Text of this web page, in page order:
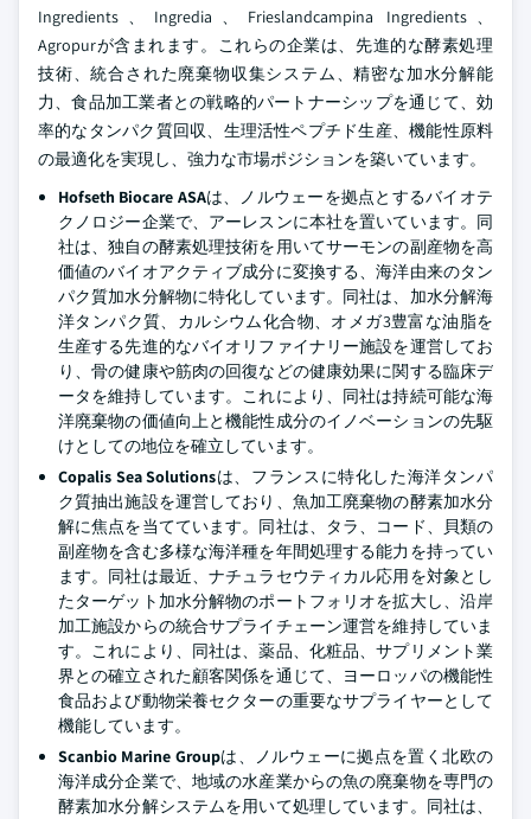
Ingredients、Ingredia、Frieslandcampina Ingredients、
Agropurが含まれます。これらの企業は、先進的な酵素処理
技術、統合された廃棄物収集システム、精密な加水分解能
力、食品加工業者との戦略的パートナーシップを通じて、効
率的なタンパク質回収、生理活性ペプチド生産、機能性原料
の最適化を実現し、強力な市場ポジションを築いています。
Hofseth Biocare ASAは、ノルウェーを拠点とするバイオテ
クノロジー企業で、アーレスンに本社を置いています。同
社は、独自の酵素処理技術を用いてサーモンの副産物を高
価値のバイオアクティブ成分に変換する、海洋由来のタン
パク質加水分解物に特化しています。同社は、加水分解海
洋タンパク質、カルシウム化合物、オメガ3豊富な油脂を
生産する先進的なバイオリファイナリー施設を運営してお
り、骨の健康や筋肉の回復などの健康効果に関する臨床デ
ータを維持しています。これにより、同社は持続可能な海
洋廃棄物の価値向上と機能性成分のイノベーションの先駆
けとしての地位を確立しています。
Copalis Sea Solutionsは、フランスに特化した海洋タンパ
ク質抽出施設を運営しており、魚加工廃棄物の酵素加水分
解に焦点を当てています。同社は、タラ、コード、貝類の
副産物を含む多様な海洋種を年間処理する能力を持ってい
ます。同社は最近、ナチュラセウティカル応用を対象とし
たターゲット加水分解物のポートフォリオを拡大し、沿岸
加工施設からの統合サプライチェーン運営を維持していま
す。これにより、同社は、薬品、化粧品、サプリメント業
界との確立された顧客関係を通じて、ヨーロッパの機能性
食品および動物栄養セクターの重要なサプライヤーとして
機能しています。
Scanbio Marine Groupは、ノルウェーに拠点を置く北欧の
海洋成分企業で、地域の水産業からの魚の廃棄物を専門の
酵素加水分解システムを用いて処理しています。同社は、